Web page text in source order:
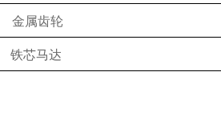
金属齿轮
铁芯马达